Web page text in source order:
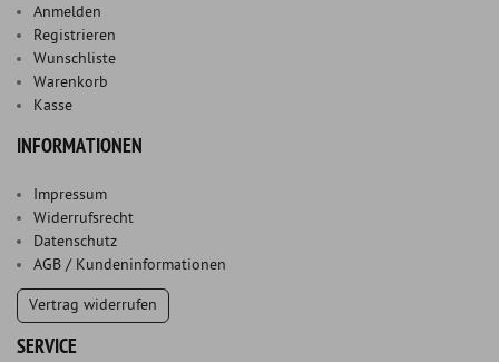
Anmelden
Registrieren
Wunschliste
Warenkorb
Kasse
INFORMATIONEN
Impressum
Widerrufsrecht
Datenschutz
AGB / Kundeninformationen
Vertrag widerrufen
SERVICE